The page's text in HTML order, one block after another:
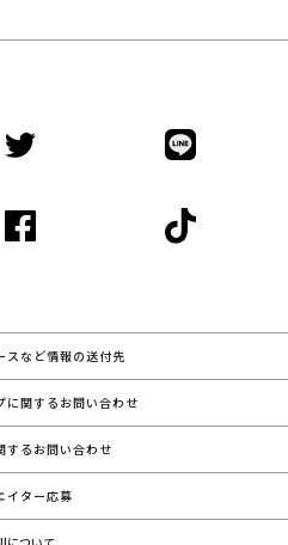
スなど情報の送付先
に関するお問い合わせ
するお問い合わせ
イター応募